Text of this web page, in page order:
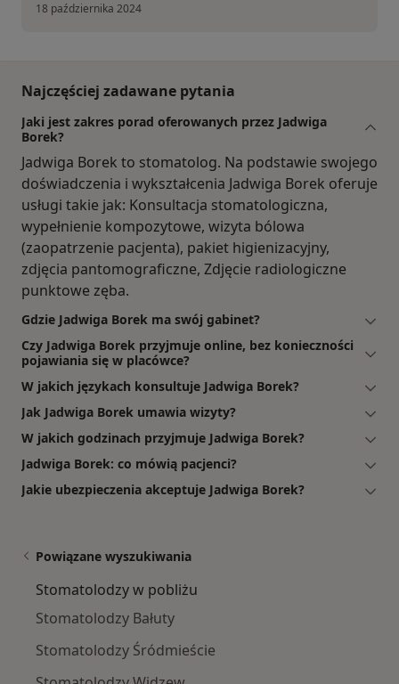
18 października 2024
Najczęściej zadawane pytania
Jaki jest zakres porad oferowanych przez Jadwiga
Borek?
Jadwiga Borek to stomatolog. Na podstawie swojego
doświadczenia i wykształcenia Jadwiga Borek oferuje
usługi takie jak: Konsultacja stomatologiczna,
wypełnienie kompozytowe, wizyta bólowa
(zaopatrzenie pacjenta), pakiet higienizacyjny,
zdjęcia pantomograficzne, Zdjęcie radiologiczne
punktowe zęba.
Gdzie Jadwiga Borek ma swój gabinet?
Czy Jadwiga Borek przyjmuje online, bez konieczności
pojawiania się w placówce?
W jakich językach konsultuje Jadwiga Borek?
Jak Jadwiga Borek umawia wizyty?
W jakich godzinach przyjmuje Jadwiga Borek?
Jadwiga Borek: co mówią pacjenci?
Jakie ubezpieczenia akceptuje Jadwiga Borek?
Powiązane wyszukiwania
Stomatolodzy w pobliżu
Stomatolodzy Bałuty
Stomatolodzy Śródmieście